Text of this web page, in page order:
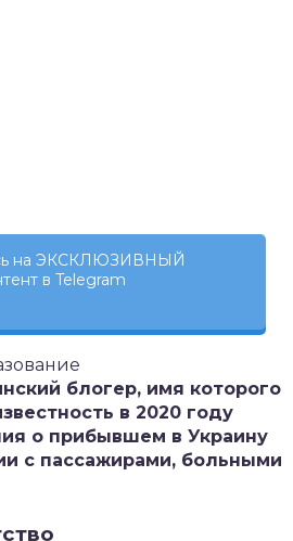
на ЭКСКЛЮЗИВНЫЙ
в Telegram
блогер, имя которого
в 2020 году
о прибывшем в Украину
с пассажирами, больными